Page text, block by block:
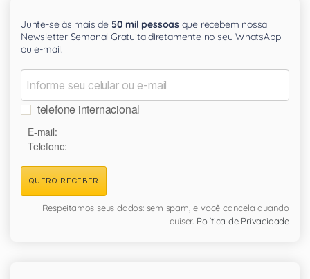
Junte-se às mais de 50 mil pessoasque recebem nossa
Newsletter Semanal Gratuita diretamente no seu WhatsApp
ou e-mail.
telefone internacional
E-mail:
Telefone:
QUERO RECEBER
Respeitamos seus dados: sem spam, e você cancela quando
quiser. Política de Privacidade